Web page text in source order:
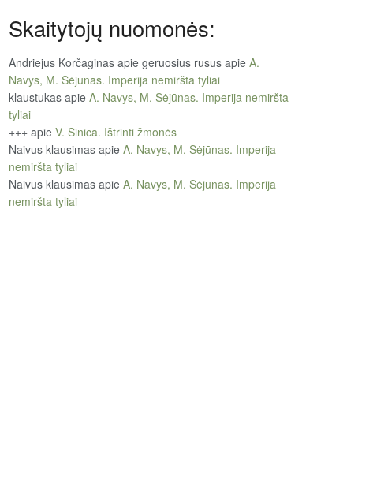
Skaitytojų nuomonės:
Andriejus Korčaginas apie geruosius rusus apie A.
Navys, M. Sėjūnas. Imperija nemiršta tyliai
klaustukas apie A. Navys, M. Sėjūnas. Imperija nemiršta
tyliai
+++ apie V. Sinica. Ištrinti žmonės
Naivus klausimas apie A. Navys, M. Sėjūnas. Imperija
nemiršta tyliai
Naivus klausimas apie A. Navys, M. Sėjūnas. Imperija
nemiršta tyliai